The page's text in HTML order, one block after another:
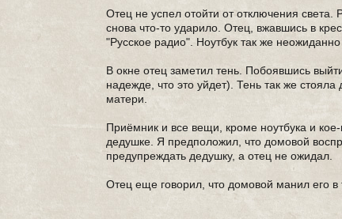
Отец не успел отойти от отключения
снова что-то ударило. Отец, вжавшись в
"Русское радио". Ноутбук так же
В окне отец заметил тень. Побоявшись
надежде, что это уйдет). Тень так же
матери.
Приёмник и все вещи, кроме ноутбука и
дедушке. Я предположил, что домовой
предупреждать дедушку, а отец не ожидал.
Отец еще говорил, что домовой манил его в